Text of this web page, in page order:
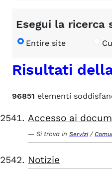
Esegui la ricerca
Entire site
Risultati
96851 elementi
Accesso ai
Si trova in Servizi /
Notizie